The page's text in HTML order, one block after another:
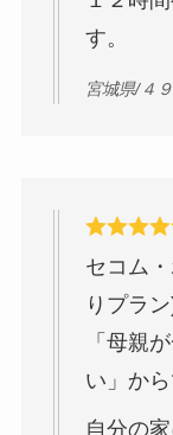
す。
宮城県/４
セコム
りプラ
「母親
い」から
自分の